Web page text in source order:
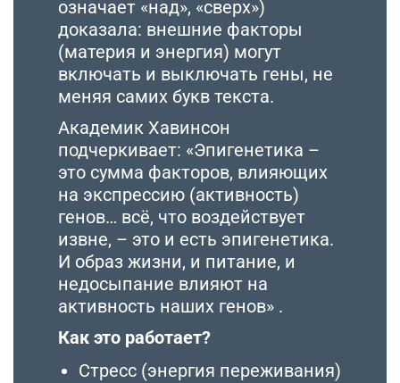
означает «над», «сверх»)
доказала: внешние факторы
(материя и энергия) могут
включать и выключать гены, не
меняя самих букв текста.
Академик Хавинсон
подчеркивает: «Эпигенетика –
это сумма факторов, влияющих
на экспрессию (активность)
генов… всё, что воздействует
извне, – это и есть эпигенетика.
И образ жизни, и питание, и
недосыпание влияют на
активность наших генов» .
Как это работает?
Стресс (энергия переживания)